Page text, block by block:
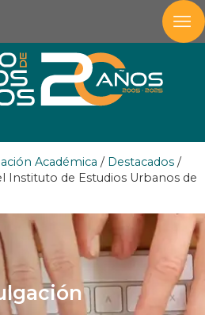
Académica / Destacados /
Instituto de Estudios Urbanos de